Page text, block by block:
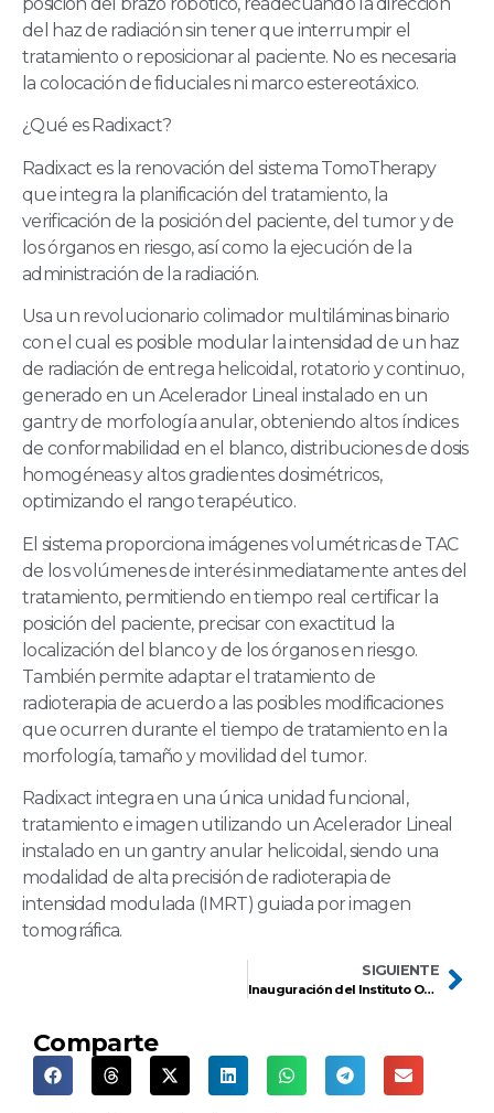
del haz de radiación sin tener que interrumpir el
tratamiento o reposicionar al paciente. No es necesaria
la colocación de fiduciales ni marco estereotáxico.
¿Qué es Radixact?
Radixact es la renovación del sistema TomoTherapy
que integra la planificación del tratamiento, la
verificación de la posición del paciente, del tumor y de
los órganos en riesgo, así como la ejecución de la
administración de la radiación.
Usa un revolucionario colimador multiláminas binario
con el cual es posible modular la intensidad de un haz
de radiación de entrega helicoidal, rotatorio y continuo,
generado en un Acelerador Lineal instalado en un
gantry de morfología anular, obteniendo altos índices
de conformabilidad en el blanco, distribuciones de dosis
homogéneas y altos gradientes dosimétricos,
optimizando el rango terapéutico.
El sistema proporciona imágenes volumétricas de TAC
de los volúmenes de interés inmediatamente antes del
tratamiento, permitiendo en tiempo real certificar la
posición del paciente, precisar con exactitud la
localización del blanco y de los órganos en riesgo.
También permite adaptar el tratamiento de
radioterapia de acuerdo a las posibles modificaciones
que ocurren durante el tiempo de tratamiento en la
morfología, tamaño y movilidad del tumor.
Radixact integra en una única unidad funcional,
tratamiento e imagen utilizando un Acelerador Lineal
instalado en un gantry anular helicoidal, siendo una
modalidad de alta precisión de radioterapia de
intensidad modulada (IMRT) guiada por imagen
tomográfica.
SIGUIENTE
Inauguración del Instituto Oncológico Corrientes
Comparte